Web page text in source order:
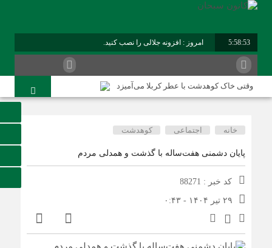
5:58:54 امروز : افزونه جلالی را نصب کنید.
وقتی خاک کوهدشت با عطر کربلا می‌آمیزد
هلاکت چهار شرور مسلح وکشف ۷۰۰ کیلوگرم مواد مخدر
کوهدشت در آستانه اربعین و خدمت‌ به زائرین
شورای پیشگیری از وقوع جرم کوهدشت برگزار شد
سوداگران مرگ در تور اطلاعاتی عملیاتی تکاوران فراجا
کوهدشت در آستانه اربعین؛ از آمادگی زیرساختی تا آمادگی
مردمی
خانه اجتماعی کوهدشت
پایان دشمنی هفت‌ساله با گذشت و همدلی مردم
کد خبر : 88271
۲۹ تیر ۱۴۰۴ - ۰:۴۳